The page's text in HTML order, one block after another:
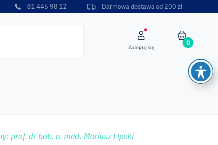
81 446 98 12 Darmowa dostawa od 200 zł
Zaloguj się
0
prof. dr hab. n. med. Mariusz Lipski